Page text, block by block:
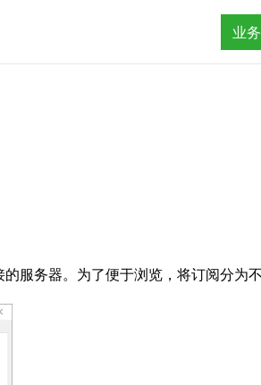
业务
服务器。为了便于浏览，将订阅分为不